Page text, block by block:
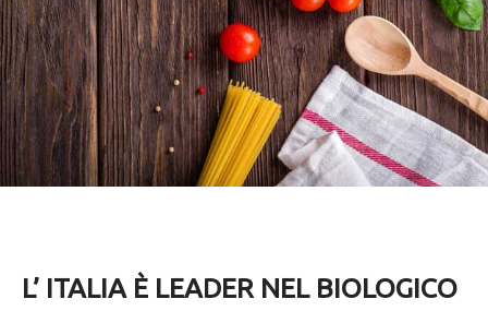
L’ ITALIA È LEADER NEL BIOLOGICO